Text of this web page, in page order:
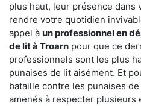
plus haut, leur présence dans
rendre votre quotidien
appel à un professionnel en
de lit à Troarn pour que ce
professionnels sont les plus
punaises de lit aisément. Et
bataille contre les punaises
amenés à respecter plusieurs